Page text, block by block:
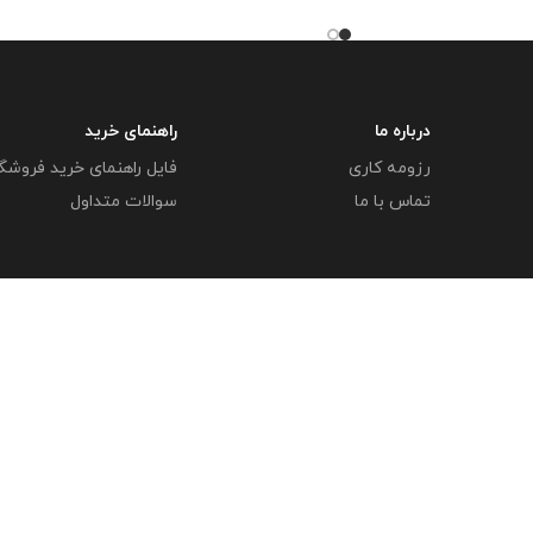
و در صورت مشاهده
کاهش هزینه ها یکبار
دفتر نصب میکنید و
را جداگانه در یک
برنامه کلاسی را
درباره ما
رزومه کاری
تماس با ما
راهنمای خرید
فایل راهنمای خرید
سوالات متداول